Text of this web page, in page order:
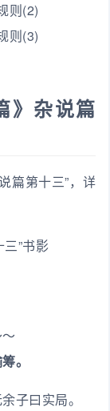
则(2)
则(3)
》杂说篇
篇第十三”，详
”书影
。
子曰实局。